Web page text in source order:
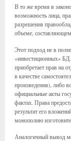
В то же время в
возможность лица,
разрешения
объеме,
Этот подход не в
«инвестиционных»
приобретает прав на
в качестве
произведения), либо
официальные акты
фактах. Права
результат его
монополию
Аналогичный вывод